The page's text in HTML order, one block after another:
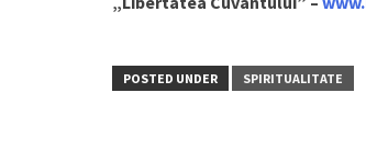
POSTED UNDER SPIRITUALITATE